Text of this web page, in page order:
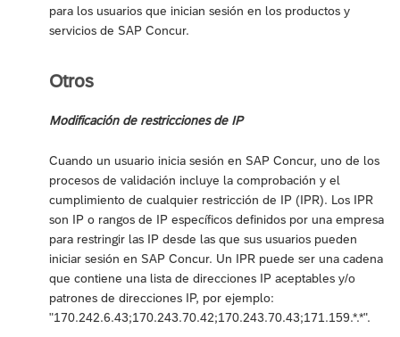
para los usuarios que inician sesión en los productos y
servicios de SAP Concur.
Otros
Modificación de restricciones de IP
Cuando un usuario inicia sesión en SAP Concur, uno de los
procesos de validación incluye la comprobación y el
cumplimiento de cualquier restricción de IP (IPR). Los IPR
son IP o rangos de IP específicos definidos por una empresa
para restringir las IP desde las que sus usuarios pueden
iniciar sesión en SAP Concur. Un IPR puede ser una cadena
que contiene una lista de direcciones IP aceptables y/o
patrones de direcciones IP, por ejemplo:
"170.242.6.43;170.243.70.42;170.243.70.43;171.159.*.*".